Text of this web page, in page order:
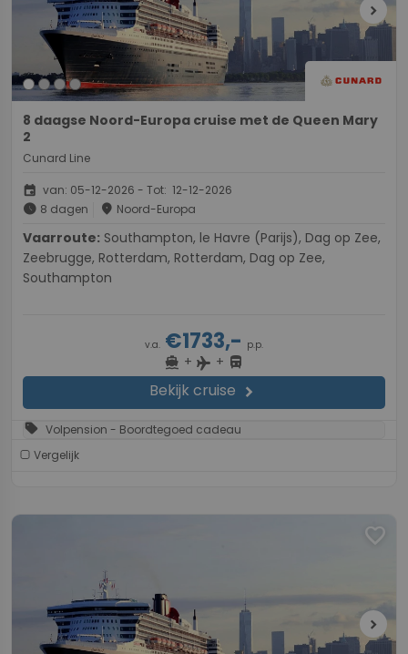
chevron_right
8 daagse Noord-Europa cruise met de Queen Mary
2
Cunard Line
event van: 05-12-2026 - Tot: 12-12-2026
schedule 8 dagen place Noord-Europa
Vaarroute:
Zeebrugge, Rotterdam, Rotterdam, Dag op Zee,
Southampton
v.a. €1733,- p.p.
directions_boat + flight + directions_bus
Bekijk cruise chevron_right
sell Volpension - Boordtegoed cadeau
Vergelijk
favorite
chevron_right